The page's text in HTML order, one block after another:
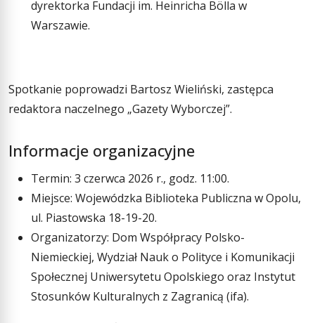
dyrektorka Fundacji im. Heinricha Bölla w
Warszawie.
Spotkanie poprowadzi Bartosz Wieliński, zastępca
redaktora naczelnego „Gazety Wyborczej”.
Informacje organizacyjne
Termin: 3 czerwca 2026 r., godz. 11:00.
Miejsce: Wojewódzka Biblioteka Publiczna w Opolu,
ul. Piastowska 18-19-20.
Organizatorzy: Dom Współpracy Polsko-
Niemieckiej, Wydział Nauk o Polityce i Komunikacji
Społecznej Uniwersytetu Opolskiego oraz Instytut
Stosunków Kulturalnych z Zagranicą (ifa).